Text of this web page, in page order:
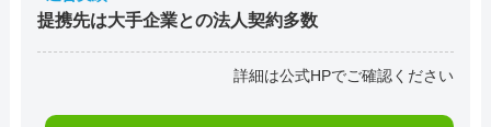
提携先は大手企業との法人契約多数
詳細は公式HPでご確認ください